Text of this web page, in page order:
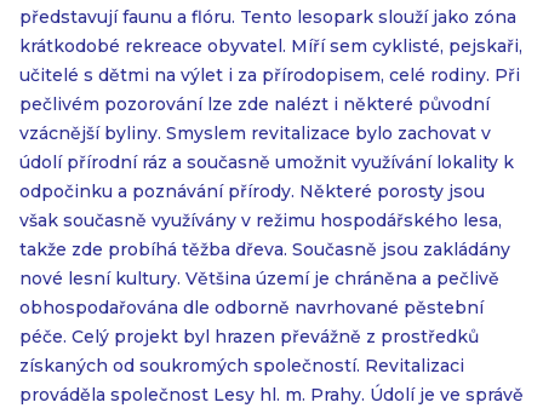
představují faunu a flóru. Tento lesopark slouží jako zóna
krátkodobé rekreace obyvatel. Míří sem cyklisté, pejskaři,
učitelé s dětmi na výlet i za přírodopisem, celé rodiny. Při
pečlivém pozorování lze zde nalézt i některé původní
vzácnější byliny. Smyslem revitalizace bylo zachovat v
údolí přírodní ráz a současně umožnit využívání lokality k
odpočinku a poznávání přírody. Některé porosty jsou
však současně využívány v režimu hospodářského lesa,
takže zde probíhá těžba dřeva. Současně jsou zakládány
nové lesní kultury. Většina území je chráněna a pečlivě
obhospodařována dle odborně navrhované pěstební
péče. Celý projekt byl hrazen převážně z prostředků
získaných od soukromých společností. Revitalizaci
prováděla společnost Lesy hl. m. Prahy. Údolí je ve správě